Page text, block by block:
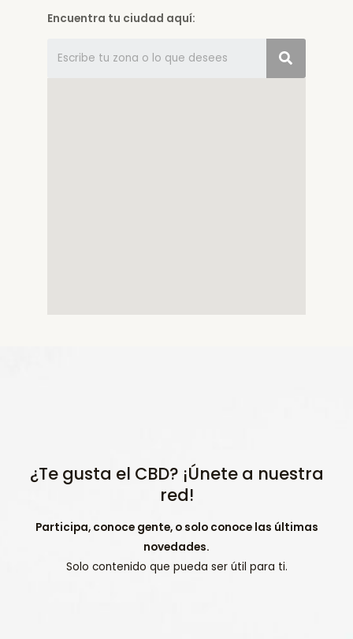
Encuentra tu ciudad aquí:
¿Te gusta el CBD? ¡Únete a nuestra
red!
Participa, conoce gente, o solo conoce las últimas
novedades.
Solo contenido que pueda ser útil para ti.